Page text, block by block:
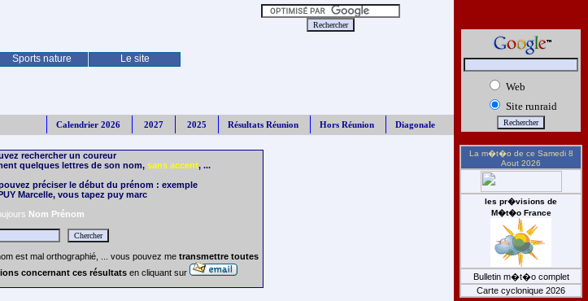
Sports nature Le site
Calendrier 2026 2027 2025 Résultats Réunion Hors Réunion Diagonale
rechercher un coureur
quelques lettres de son nom, sans accent, ...
préciser le début du prénom : exemple
Marcelle, vous tapez puy marc
Nom Prénom
est mal orthographié, ... vous pouvez me transmettre toutes
concernant ces résultats en cliquant sur
Web
Site runraid
La m�t�o de ce Samedi 8
Aout 2026
les pr�visions de
M�t�o France
Bulletin m�t�o complet
Carte cyclonique 2026